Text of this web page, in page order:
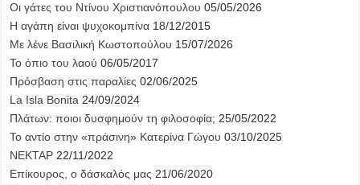
Οι γάτες του Ντίνου Χριστιανόπουλου 05/05/2026
Η αγάπη είναι ψυχοκομπίνα 18/12/2015
Με λένε Βασιλική Κωστοπούλου 15/07/2026
Το όπιο του λαού 06/05/2017
Πρόσβαση στις παραλίες 02/06/2025
La Isla Bonita 24/09/2024
Πλάτων: ποιοι δυσφημούν τη φιλοσοφία; 25/05/2022
Το αντίο στην «πράσινη» Κατερίνα Γώγου 03/10/2025
ΝΕΚΤΑΡ 22/11/2022
Επίκουρος, ο δάσκαλός μας 21/06/2020